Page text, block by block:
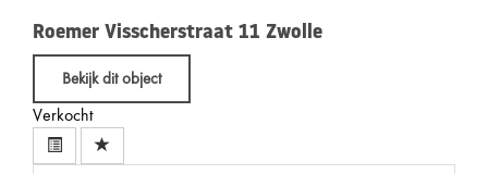
Roemer Visscherstraat 11 Zwolle
Bekijk dit object
Verkocht